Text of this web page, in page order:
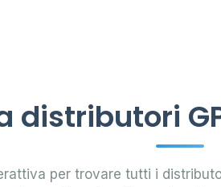
distributori
per trovare tutti i